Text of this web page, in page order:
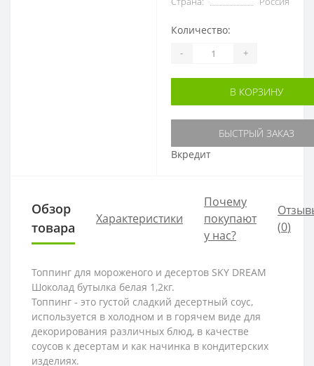
Количество:
- +
В КОРЗИНУ
БЫСТРЫЙ ЗАКАЗ
Вкредит
Обзор
товара
Характеристики
Почему
покупают
у нас?
(0)
Топпинг для мороженого и десертов SKY DREAM
Шоколад бутылка белая 1,2кг.
Топпинг - это густой сладкий десертный соус,
используется в холодном и в горячем виде для
декорирования различных блюд, в качестве
соусов к десертам и как начинка в кондитерских
изделиях.